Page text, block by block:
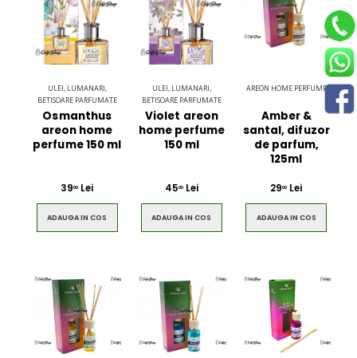
ULEI, LUMANARI,
BETISOARE PARFUMATE
Osmanthus
areon home
perfume 150 ml
3900 Lei
ADAUGA IN COS
ULEI, LUMANARI,
BETISOARE PARFUMATE
Violet areon
home perfume
150 ml
4500Lei
ADAUGA IN COS
AREON HOME PERFUME
Amber &
santal, difuzor
de parfum,
125ml
2900 Lei
ADAUGA IN COS